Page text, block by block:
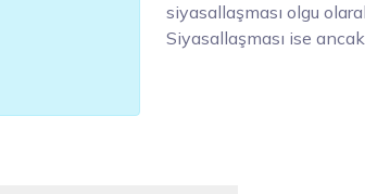
siyasallaşması olgu
Siyasallaşması ise